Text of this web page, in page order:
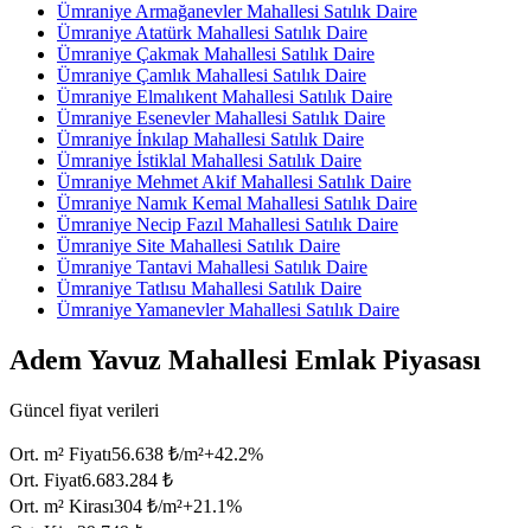
Ümraniye Armağanevler Mahallesi Satılık Daire
Ümraniye Atatürk Mahallesi Satılık Daire
Ümraniye Çakmak Mahallesi Satılık Daire
Ümraniye Çamlık Mahallesi Satılık Daire
Ümraniye Elmalıkent Mahallesi Satılık Daire
Ümraniye Esenevler Mahallesi Satılık Daire
Ümraniye İnkılap Mahallesi Satılık Daire
Ümraniye İstiklal Mahallesi Satılık Daire
Ümraniye Mehmet Akif Mahallesi Satılık Daire
Ümraniye Namık Kemal Mahallesi Satılık Daire
Ümraniye Necip Fazıl Mahallesi Satılık Daire
Ümraniye Site Mahallesi Satılık Daire
Ümraniye Tantavi Mahallesi Satılık Daire
Ümraniye Tatlısu Mahallesi Satılık Daire
Ümraniye Yamanevler Mahallesi Satılık Daire
Adem Yavuz Mahallesi Emlak Piyasası
Güncel fiyat verileri
Ort. m² Fiyatı56.638 ₺/m²+42.2%
Ort. Fiyat6.683.284 ₺
Ort. m² Kirası304 ₺/m²+21.1%